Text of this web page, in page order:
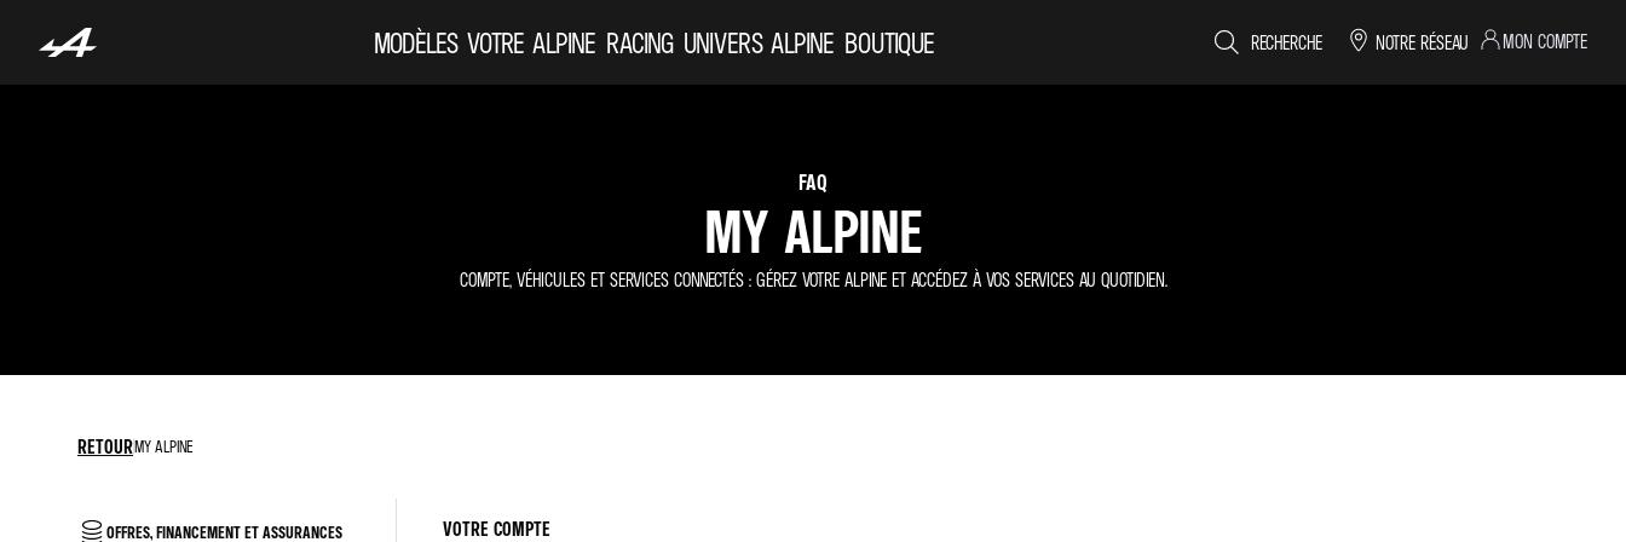
MODÈLES VOTRE ALPINE RACING UNIVERS ALPINE BOUTIQUE RECHERCHE NOTRE RÉSEAU MON COMPTE
FAQ
MY ALPINE
COMPTE, VÉHICULES ET SERVICES CONNECTÉS : GÉREZ VOTRE ALPINE ET ACCÉDEZ À VOS SERVICES AU QUOTIDIEN.
RETOURMY ALPINE
OFFRES, FINANCEMENT ET ASSURANCES VOTRE COMPTE